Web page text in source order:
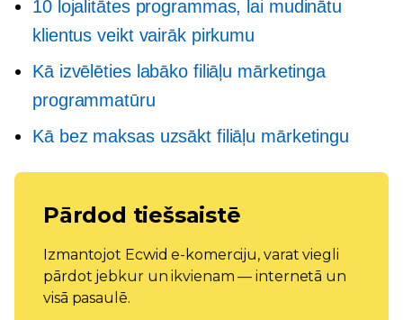
10 lojalitātes programmas, lai mudinātu
klientus veikt vairāk pirkumu
Kā izvēlēties labāko filiāļu mārketinga
programmatūru
Kā bez maksas uzsākt filiāļu mārketingu
Pārdod tiešsaistē
Izmantojot Ecwid e-komerciju, varat viegli
pārdot jebkur un ikvienam — internetā un
visā pasaulē.